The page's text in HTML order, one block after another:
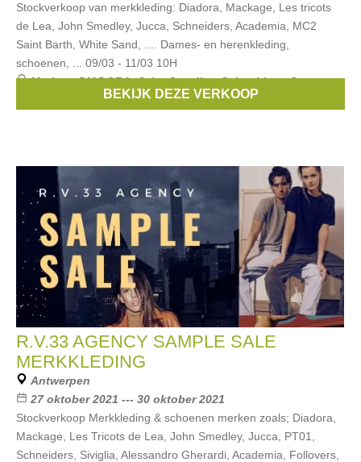
Stockverkoop van merkkleding: Diadora, Mackage, Les tricots
de Lea, John Smedley, Jucca, Schneiders, Academia, MC2
Saint Barth, White Sand, .... Dames- en herenkleding,
schoenen, ... 09/03 - 11/03 10H
Merken:DIADORA,John Smedley,Schneiders,Jucca,
BEKIJK DEZE VERKOOP
R.V.33 AGENCY SAMPLE SALE
MERKKLEDING
Antwerpen
27 oktober 2021 --- 30 oktober 2021
Stockverkoop Merkkleding & schoenen merken zoals; Diadora,
Mackage, Les Tricots de Lea, John Smedley, Jucca, PT01,
Schneiders, Siviglia, Alessandro Gherardi, Academia, Follovers,